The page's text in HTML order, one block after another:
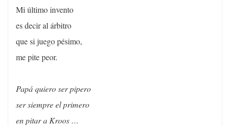
Mi último invento
es decir al árbitro
que si juego pésimo,
me pite peor.
Papá quiero ser pipero
ser siempre el primero
en pitar a Kroos …